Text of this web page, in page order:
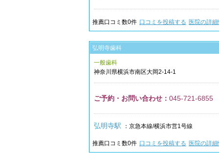
推薦口コミ数0件 口コミを投稿する 医院の詳
弘明寺歯科
一般歯科
神奈川県横浜市南区大岡2-14-1
ご予約・お問い合わせ： 045-721-6855
弘明寺駅 ：京急本線/横浜市営1号線
推薦口コミ数0件 口コミを投稿する 医院の詳